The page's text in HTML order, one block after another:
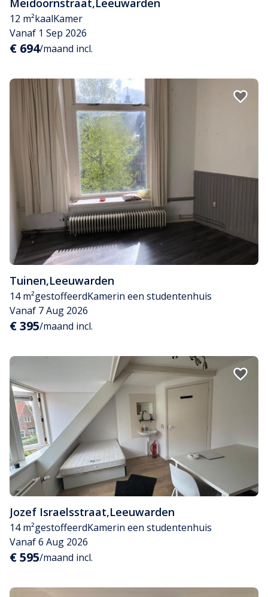
12 m²kaalKamer
Vanaf 1 Sep 2026
€ 694/maand incl.
Tuinen,Leeuwarden
14 m²gestoffeerdKamerin een studentenhuis
Vanaf 7 Aug 2026
€ 395/maand incl.
Jozef Israelsstraat,Leeuwarden
14 m²gestoffeerdKamerin een studentenhuis
Vanaf 6 Aug 2026
€ 595/maand incl.